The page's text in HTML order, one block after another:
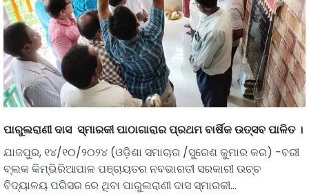
ପାରୁଲରାଣୀ ଦାସ ସ୍ମାରକୀ ପାଠାଗାରାର ପ୍ରଥମ ବାର୍ଷିକ ଉତ୍ସବ ପାଳିତ ।
ଯାଜପୁର, ୧୪/୧୦/୨୦୨୪ (ଓଡ଼ିଶା ସମାଚାର /ସୁରେଶ କୁମାର କର) -ବରୀ
ବ୍ଲକ କିମ୍ଭିରିଆପାଳ ପଞ୍ଚାୟତର ନବଭାରତୀ ସରକାରୀ ଉଚ୍ଚ
ବିଦ୍ୟାଳୟ ପରିସର ରେ ଥିବା ପାରୁଲରାଣୀ ଦାସ ସ୍ମାରକୀ…